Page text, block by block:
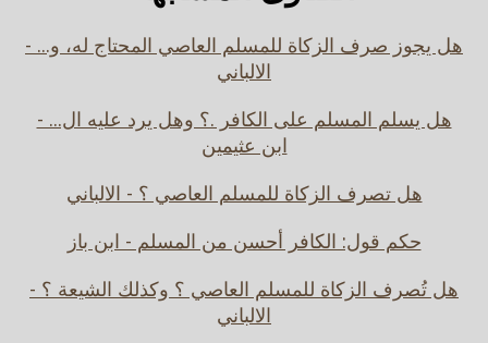
هل يجوز صرف الزكاة للمسلم العاصي المحتاج له، و... -
الالباني
هل يسلم المسلم على الكافر .؟ وهل يرد عليه ال... -
ابن عثيمين
هل تصرف الزكاة للمسلم العاصي ؟ - الالباني
حكم قول: الكافر أحسن من المسلم - ابن باز
هل تُصرف الزكاة للمسلم العاصي ؟ وكذلك الشيعة ؟ -
الالباني